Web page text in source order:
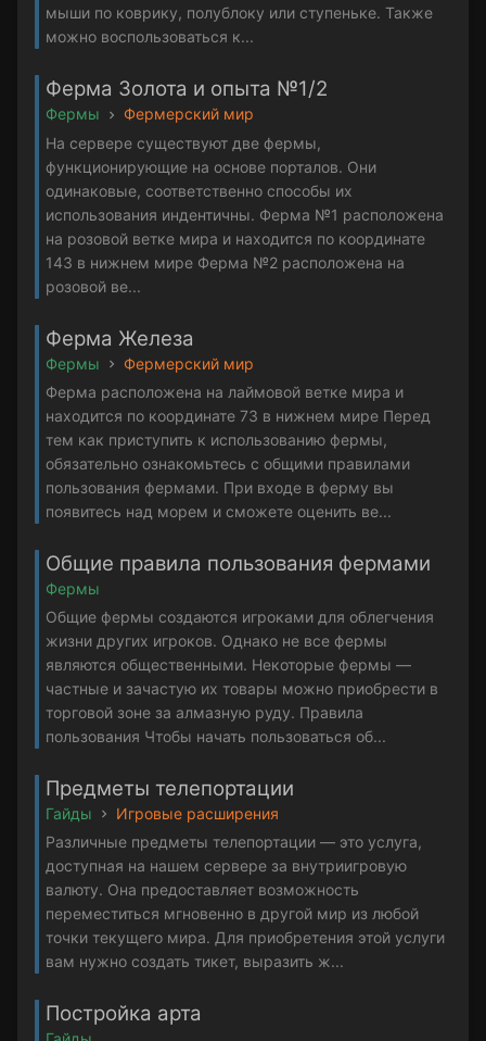
мыши по коврику, полублоку или ступеньке. Также
можно воспользоваться к...
Ферма Золота и опыта №1/2
Фермы
Фермерский мир
На сервере существуют две фермы,
функционирующие на основе порталов. Они
одинаковые, соответственно способы их
использования индентичны. Ферма №1 расположена
на розовой ветке мира и находится по координате
143 в нижнем мире Ферма №2 расположена на
розовой ве...
Ферма Железа
Фермы
Фермерский мир
Ферма расположена на лаймовой ветке мира и
находится по координате 73 в нижнем мире Перед
тем как приступить к использованию фермы,
обязательно ознакомьтесь с общими правилами
пользования фермами. При входе в ферму вы
появитесь над морем и сможете оценить ве...
Общие правила пользования фермами
Фермы
Общие фермы создаются игроками для облегчения
жизни других игроков. Однако не все фермы
являются общественными. Некоторые фермы —
частные и зачастую их товары можно приобрести в
торговой зоне за алмазную руду. Правила
пользования Чтобы начать пользоваться об...
Предметы телепортации
Гайды
Игровые расширения
Различные предметы телепортации — это услуга,
доступная на нашем сервере за внутриигровую
валюту. Она предоставляет возможность
переместиться мгновенно в другой мир из любой
точки текущего мира. Для приобретения этой услуги
вам нужно создать тикет, выразить ж...
Постройка арта